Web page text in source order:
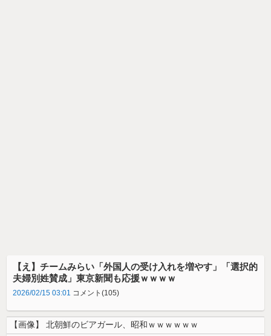
【え】チームみらい「外国人の受け入れを増やす」「選択的
夫婦別姓賛成」東京新聞も応援ｗｗｗｗ
2026/02/15 03:01 コメント(105)
【画像】 北朝鮮のビアガール、昭和ｗｗｗｗｗｗ